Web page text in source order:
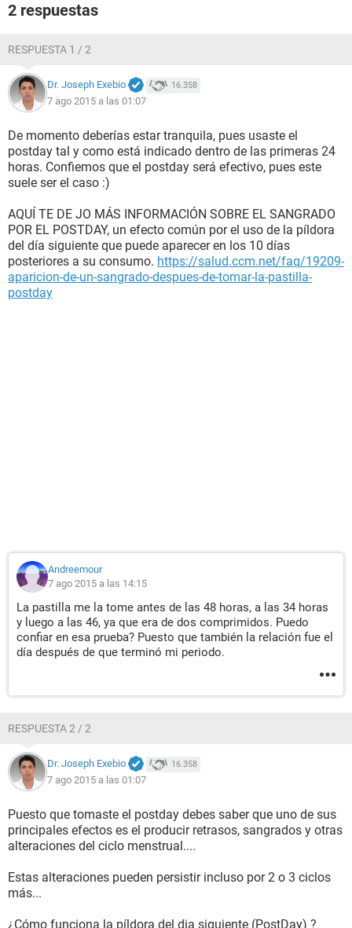
2 respuestas
RESPUESTA 1 / 2
Dr. Joseph Exebio 16.358
7 ago 2015 a las 01:07
De momento deberías estar tranquila, pues usaste el
postday tal y como está indicado dentro de las primeras 24
horas. Confiemos que el postday será efectivo, pues este
suele ser el caso :)
AQUÍ TE DE JO MÁS INFORMACIÓN SOBRE EL SANGRADO
POR EL POSTDAY, un efecto común por el uso de la píldora
del día siguiente que puede aparecer en los 10 días
posteriores a su consumo. https://salud.ccm.net/faq/19209-
aparicion-de-un-sangrado-despues-de-tomar-la-pastilla-
postday
Andreemour
7 ago 2015 a las 14:15
La pastilla me la tome antes de las 48 horas, a las 34 horas
y luego a las 46, ya que era de dos comprimidos. Puedo
confiar en esa prueba? Puesto que también la relación fue el
día después de que terminó mi periodo.
RESPUESTA 2 / 2
Dr. Joseph Exebio 16.358
7 ago 2015 a las 01:07
Puesto que tomaste el postday debes saber que uno de sus
principales efectos es el producir retrasos, sangrados y otras
alteraciones del ciclo menstrual....
Estas alteraciones pueden persistir incluso por 2 o 3 ciclos
más...
¿Cómo funciona la píldora del dia siguiente (PostDay) ?